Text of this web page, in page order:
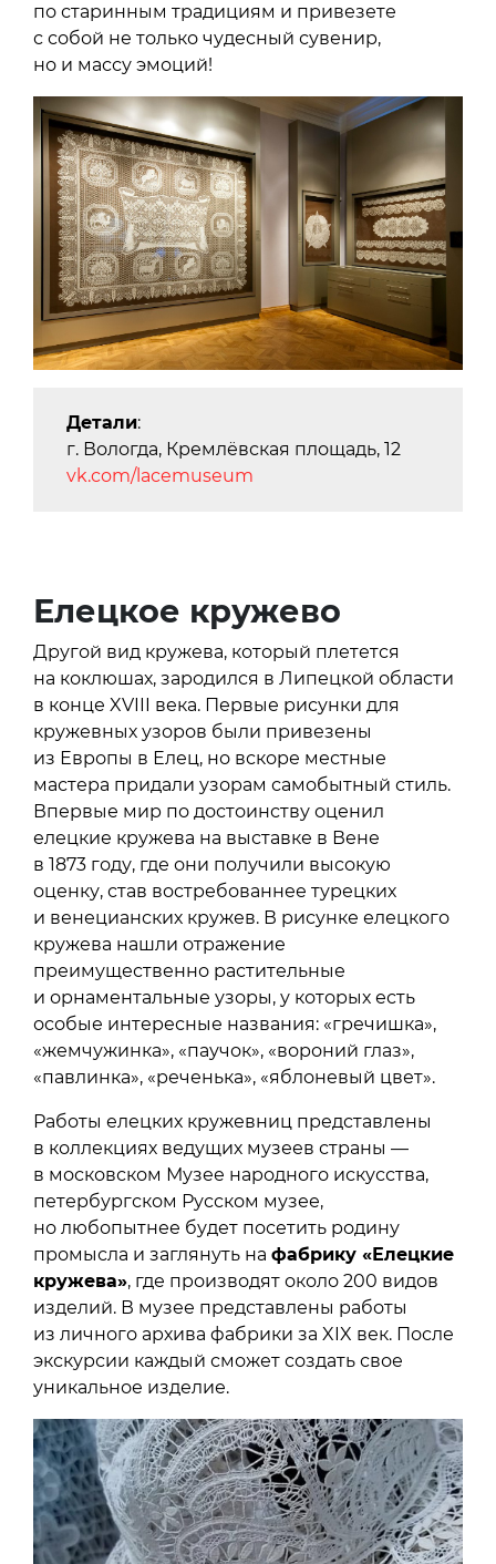
по старинным традициям и привезете
с собой не только чудесный сувенир,
но и массу эмоций!
Детали:
г. Вологда, Кремлёвская площадь, 12
vk.com/lacemuseum
Елецкое кружево
Другой вид кружева, который плетется
на коклюшах, зародился в Липецкой области
в конце XVIII века. Первые рисунки для
кружевных узоров были привезены
из Европы в Елец, но вскоре местные
мастера придали узорам самобытный стиль.
Впервые мир по достоинству оценил
елецкие кружева на выставке в Вене
в 1873 году, где они получили высокую
оценку, став востребованнее турецких
и венецианских кружев. В рисунке елецкого
кружева нашли отражение
преимущественно растительные
и орнаментальные узоры, у которых есть
особые интересные названия: «гречишка»,
«жемчужинка», «паучок», «вороний глаз»,
«павлинка», «реченька», «яблоневый цвет».
Работы елецких кружевниц представлены
в коллекциях ведущих музеев страны —
в московском Музее народного искусства,
петербургском Русском музее,
но любопытнее будет посетить родину
промысла и заглянуть на фабрику «Елецкие
кружева», где производят около 200 видов
изделий. В музее представлены работы
из личного архива фабрики за XIX век. После
экскурсии каждый сможет создать свое
уникальное изделие.